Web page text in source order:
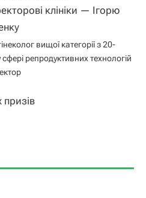
клініки — Ігорю
вищої категорії з 20-
репродуктивних технологій